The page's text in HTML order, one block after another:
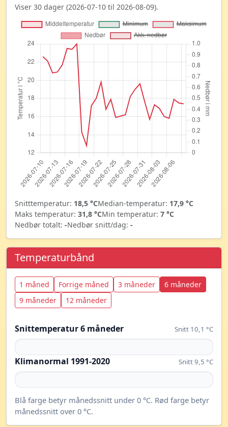
Viser 30 dager (2026-07-10 til 2026-08-09).
Snitttemperatur: 18,5 °CMedian-temperatur: 17,9 °C
Maks temperatur: 31,8 °CMin temperatur: 7 °C
Nedbør totalt: -Nedbør snitt/dag: -
Temperaturbånd
1 måned Forrige måned 3 måneder
6 måneder
9 måneder
12 måneder
Snittemperatur 6 måneder Snitt 10,1 °C
Klimanormal 1991-2020 Snitt 9,5 °C
Blå farge betyr månedssnitt under 0 °C. Rød farge betyr
månedssnitt over 0 °C.